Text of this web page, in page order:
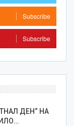
Subscribe
Subscribe
ДЕН“ НА